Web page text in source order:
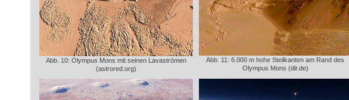
Abb. 10: Olympus Mons mit seinen Lavaströmen
(astrored.org)
Abb. 11: 6.000 m hohe Steilkanten am Rand des
Olympus Mons (dlr.de)